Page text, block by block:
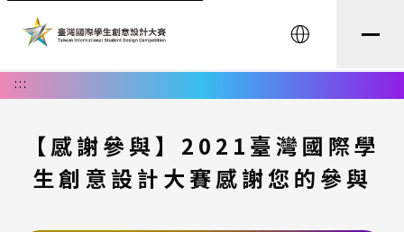
English
:::
【感謝參與】2021臺灣國際學
生創意設計大賽感謝您的參與